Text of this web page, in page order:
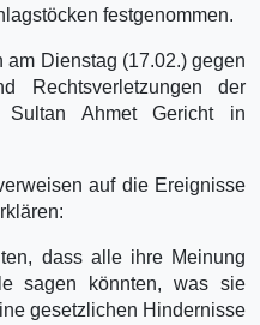
festgenommen.
Dienstag (17.02.) gegen
Rechtsverletzungen der
Ahmet Gericht in
auf die Ereignisse
dass alle ihre Meinung
sagen könnten, was sie
gesetzlichen Hindernisse